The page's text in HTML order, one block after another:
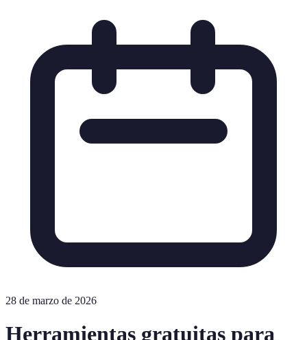
28 de marzo de 2026
Herramientas gratuitas para